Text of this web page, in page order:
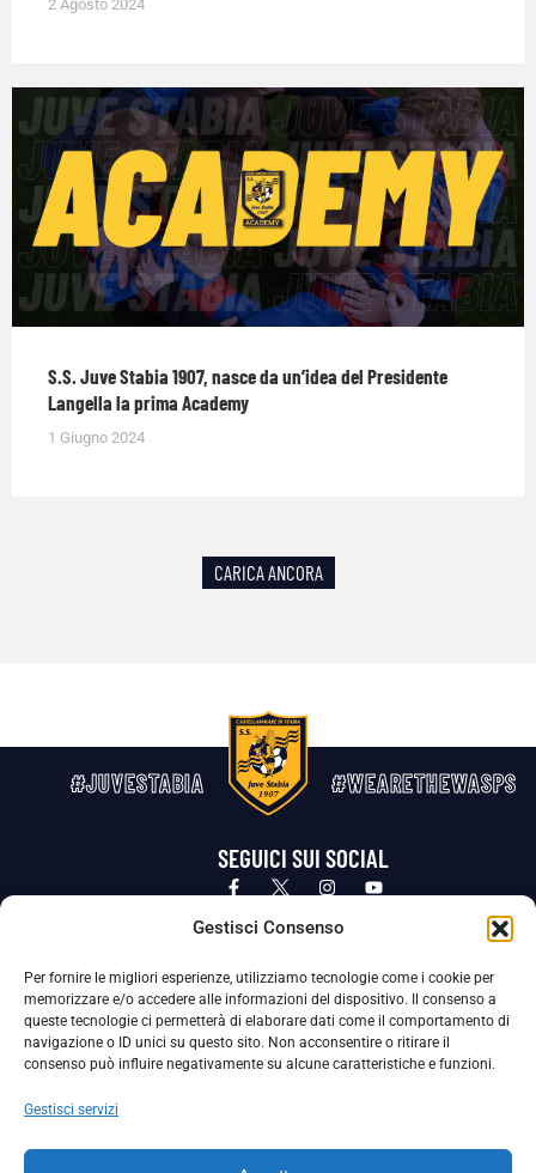
Gestisci Consenso
Per fornire le migliori esperienze, utilizziamo tecnologie come i cookie per
memorizzare e/o accedere alle informazioni del dispositivo. Il consenso a
queste tecnologie ci permetterà di elaborare dati come il comportamento di
navigazione o ID unici su questo sito. Non acconsentire o ritirare il
consenso può influire negativamente su alcune caratteristiche e funzioni.
Gestisci servizi
2 Agosto 2024
S.S. Juve Stabia 1907, nasce da un’idea del Presidente
Langella la prima Academy
1 Giugno 2024
CARICA ANCORA
#JUVESTABIA #WEARETHEWASPS
SEGUICI SUI SOCIAL
Privacy Policy Cookie Policy
La Società ha nominato il Responsabile della Protezione dei Dati Personali (DPO), figura specializzata che vigila sulle modalità
adottate dalla nostra Società per tutelare i Suoi dati personali.
Per contattare il DPO può scrivere a